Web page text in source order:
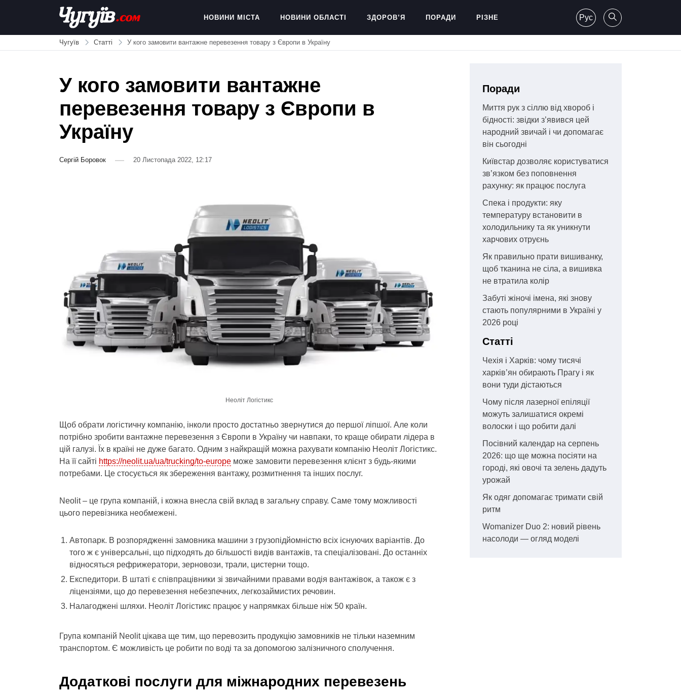
Chuguiv
НОВИНИ МІСТА НОВИНИ ОБЛАСТІ ЗДОРОВ’Я ПОРАДИ РІЗНЕ Рус
Чугуїв Статті У кого замовити вантажне перевезення товару з Європи в Україну
У кого замовити вантажне
перевезення товару з Європи в
Україну
Сергій Боровок 20 Листопада 2022, 12:17
Неоліт Логістикс
Щоб обрати логістичну компанію, інколи просто достатньо звернутися до першої ліпшої. Але коли
потрібно зробити вантажне перевезення з Європи в Україну чи навпаки, то краще обирати лідера в
цій галузі. Їх в країні не дуже багато. Одним з найкращій можна рахувати компанію Неоліт Логістикс.
На її сайті https://neolit.ua/ua/trucking/to-europe може замовити перевезення клієнт з будь-якими
потребами. Це стосується як збереження вантажу, розмитнення та інших послуг.
Neolit – це група компаній, і кожна внесла свій вклад в загальну справу. Саме тому можливості
цього перевізника необмежені.
Автопарк. В розпорядженні замовника машини з грузопідйомністю всіх існуючих варіантів. До
того ж є універсальні, що підходять до більшості видів вантажів, та спеціалізовані. До останніх
відносяться рефрижератори, зерновози, трали, цистерни тощо.
Експедитори. В штаті є співпрацівники зі звичайними правами водія вантажівок, а також є з
ліцензіями, що до перевезення небезпечних, легкозаймистих речовин.
Налагоджені шляхи. Неоліт Логістикс працює у напрямках більше ніж 50 країн.
Група компаній Neolit цікава ще тим, що перевозить продукцію замовників не тільки наземним
транспортом. Є можливість це робити по воді та за допомогою залізничного сполучення.
Додаткові послуги для міжнародних перевезень
Поради
Миття рук з сіллю від хвороб і
бідності: звідки з’явився цей
народний звичай і чи допомагає
він сьогодні
Київстар дозволяє користуватися
зв’язком без поповнення
рахунку: як працює послуга
Спека і продукти: яку
температуру встановити в
холодильнику та як уникнути
харчових отруєнь
Як правильно прати вишиванку,
щоб тканина не сіла, а вишивка
не втратила колір
Забуті жіночі імена, які знову
стають популярними в Україні у
2026 році
Статті
Чехія і Харків: чому тисячі
харків’ян обирають Прагу і як
вони туди дістаються
Чому після лазерної епіляції
можуть залишатися окремі
волоски і що робити далі
Посівний календар на серпень
2026: що ще можна посіяти на
городі, які овочі та зелень дадуть
урожай
Як одяг допомагає тримати свій
ритм
Womanizer Duo 2: новий рівень
насолоди — огляд моделі